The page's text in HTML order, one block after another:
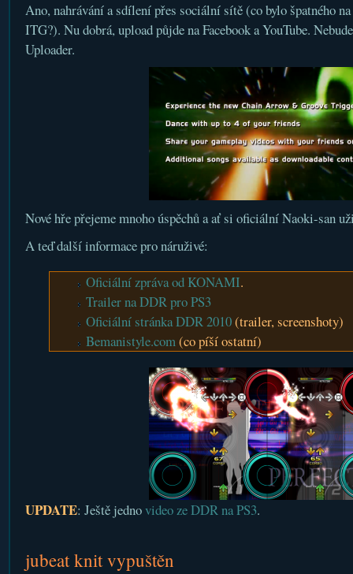
Ano, nahrávání a sdílení přes sociální sítě (co bylo špatného
ITG?). Nu dobrá, upload půjde na Facebook a YouTube.
Uploader.
Nové hře přejeme mnoho úspěchů a ať si oficiální Naoki-san
A teď další informace pro náruživé:
Oficiální zpráva od KONAMI.
Trailer na DDR pro PS3
Oficiální stránka DDR 2010(trailer, screenshoty)
Bemanistyle.com(co píší ostatní)
UPDATE: Ještě jednovideo ze DDR na PS3.
jubeat knit vypuštěn